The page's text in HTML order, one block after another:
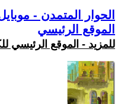
الحوار المتمدن -
الموقع الرئيسي
للمزيد - الموقع الرئيسي